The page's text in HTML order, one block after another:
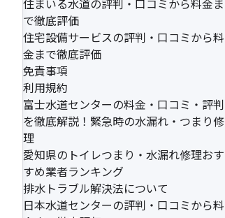
住まいる水道の評判・口コミから料金ま
で徹底評価
住宅設備サービスの評判・口コミから料
金まで徹底評価
免責事項
利用規約
富士水道センターの料金・口コミ・評判
を徹底解説！緊急時の水漏れ・つまり修
理
愛知県のトイレつまり・水漏れ修理おす
すめ業者ランキング
排水トラブル解決法について
日本水道センターの評判・口コミから料